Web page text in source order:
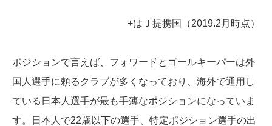
+はＪ提携国（2019.2月時点）
ポジションで言えば、フォワードとゴールキーパーは外
国人選手に頼るクラブが多くなっており、海外で通用し
ている日本人選手が最も手薄なポジションになっていま
す。日本人で22歳以下の選手、特定ポジション選手の出